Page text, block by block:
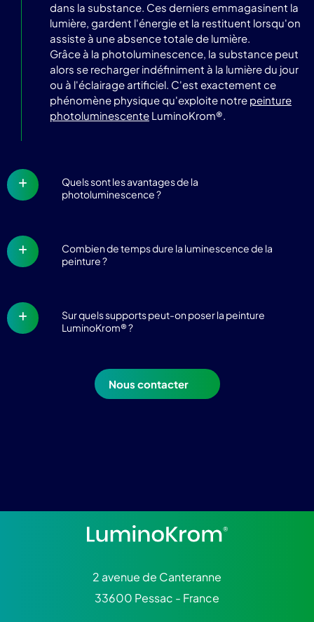
dans la substance. Ces derniers emmagasinent la
lumière, gardent l'énergie et la restituent lorsqu'on
assiste à une absence totale de lumière.
Grâce à la photoluminescence, la substance peut
alors se recharger indéfiniment à la lumière du jour
ou à l'éclairage artificiel. C'est exactement ce
phénomène physique qu'exploite notre peinture
photoluminescente LuminoKrom®.
Quels sont les avantages de la
photoluminescence ?
Combien de temps dure la luminescence de la
peinture ?
Sur quels supports peut-on poser la peinture
LuminoKrom® ?
Nous contacter
2 avenue de Canteranne
33600 Pessac - France